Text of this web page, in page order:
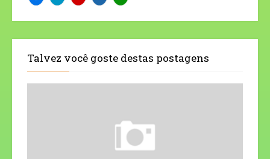
Talvez você goste destas postagens